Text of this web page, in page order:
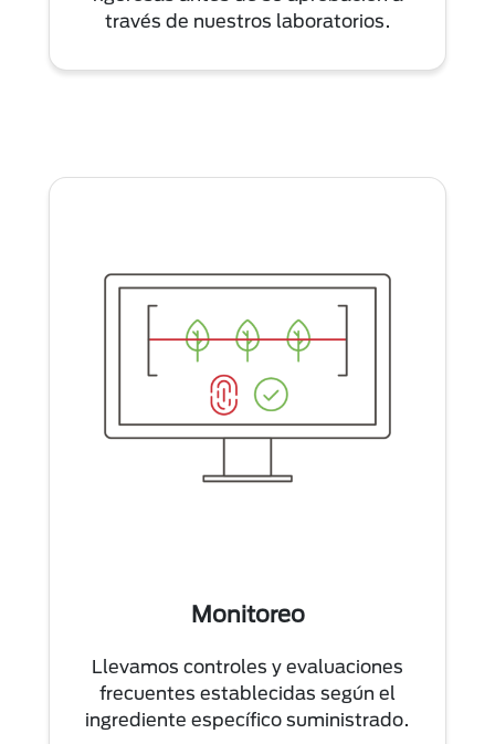
través de nuestros laboratorios.
Monitoreo
Llevamos controles y evaluaciones
frecuentes establecidas según el
ingrediente específico suministrado.